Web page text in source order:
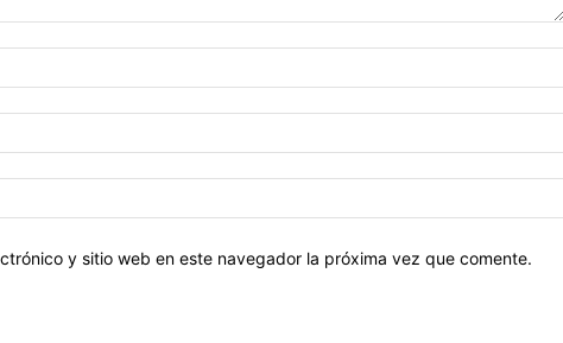
y sitio web en este navegador la próxima vez que comente.